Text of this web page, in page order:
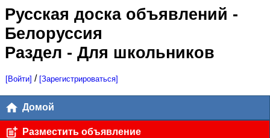
Русская доска объявлений -
Белоруссия
Раздел - Для школьников
[Войти] / [Зарегистрироваться]
Домой
Разместить объявление